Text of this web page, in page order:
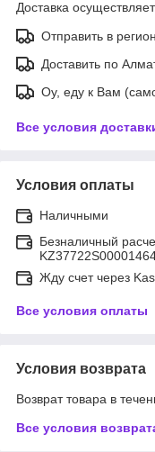
Доставка
Отправить в
Доставить по
Оу, еду к Вам
Все условия
Условия оплаты
Наличными
Безналичный
Жду счет через
Все условия оплаты
Условия возврата
Возврат товара в
Все условия